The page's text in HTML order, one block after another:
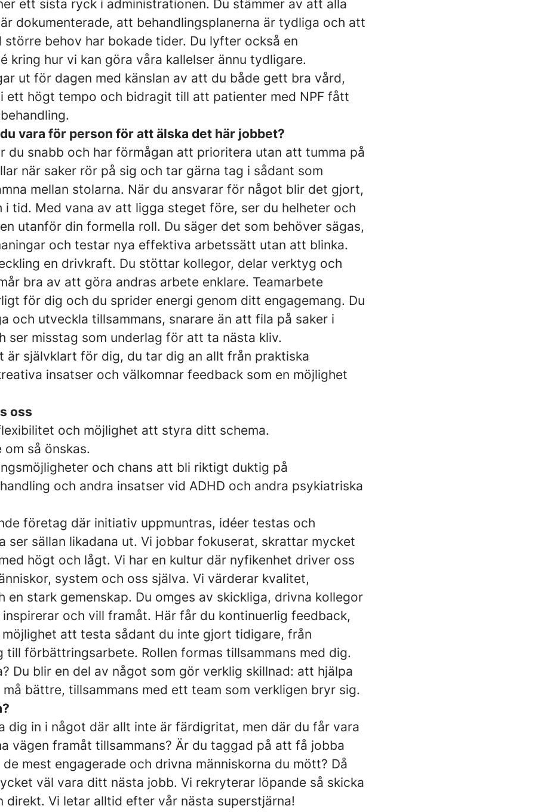
ett sista ryck i administrationen. Du stämmer av att alla
dokumenterade, att behandlingsplanerna är tydliga och att
större behov har bokade tider. Du lyfter också en
kring hur vi kan göra våra kallelser ännu tydligare.
ut för dagen med känslan av att du både gett bra vård,
ett högt tempo och bidragit till att patienter med NPF fått
vara för person för att älska det här jobbet?
du snabb och har förmågan att prioritera utan att tumma på
när saker rör på sig och tar gärna tag i sådant som
mellan stolarna. När du ansvarar för något blir det gjort,
i tid. Med vana av att ligga steget före, ser du helheter och
utanför din formella roll. Du säger det som behöver sägas,
och testar nya effektiva arbetssätt utan att blinka.
en drivkraft. Du stöttar kollegor, delar verktyg och
bra av att göra andras arbete enklare. Teamarbete
för dig och du sprider energi genom ditt engagemang. Du
och utveckla tillsammans, snarare än att fila på saker i
ser misstag som underlag för att ta nästa kliv.
är självklart för dig, du tar dig an allt från praktiska
insatser och välkomnar feedback som en möjlighet
oss
och möjlighet att styra ditt schema.
så önskas.
och chans att bli riktigt duktig på
och andra insatser vid ADHD och andra psykiatriska
företag där initiativ uppmuntras, idéer testas och
ser sällan likadana ut. Vi jobbar fokuserat, skrattar mycket
högt och lågt. Vi har en kultur där nyfikenhet driver oss
system och oss själva. Vi värderar kvalitet,
en stark gemenskap. Du omges av skickliga, drivna kollegor
inspirerar och vill framåt. Här får du kontinuerlig feedback,
att testa sådant du inte gjort tidigare, från
till förbättringsarbete. Rollen formas tillsammans med dig.
Du blir en del av något som gör verklig skillnad: att hjälpa
bättre, tillsammans med ett team som verkligen bryr sig.
dig in i något där allt inte är färdigritat, men där du får vara
vägen framåt tillsammans? Är du taggad på att få jobba
mest engagerade och drivna människorna du mött? Då
väl vara ditt nästa jobb. Vi rekryterar löpande så skicka
direkt. Vi letar alltid efter vår nästa superstjärna!